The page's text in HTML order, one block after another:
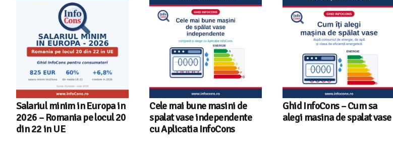
Salariul minim in Europa in
2026 – Romania pe locul 20
din 22 in UE
Cele mai bune masini de
spalat vase independente
cu Aplicatia InfoCons
Ghid InfoCons – Cum sa
alegi masina de spalat vase